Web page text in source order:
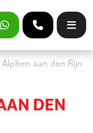
aan den Rijn
DEN